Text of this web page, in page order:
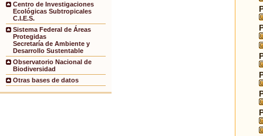
Centro de Investigaciones
Ecológicas Subtropicales
C.I.E.S.
Sistema Federal de Áreas
Protegidas
Secretaría de Ambiente y
Desarrollo Sustentable
Observatorio Nacional de
Biodiversidad
Otras bases de datos